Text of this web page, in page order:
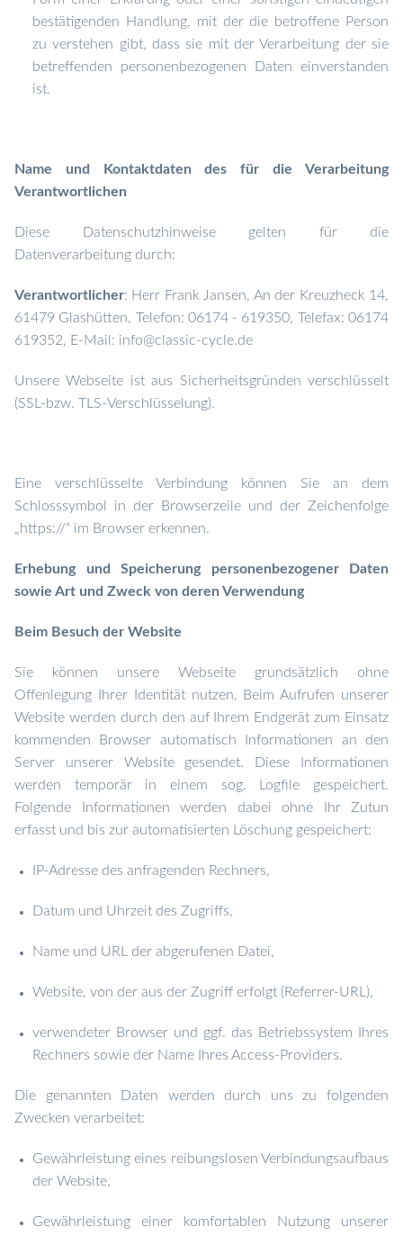
bestätigenden Handlung, mit der die betroffene Person
zu verstehen gibt, dass sie mit der Verarbeitung der sie
betreffenden personenbezogenen Daten einverstanden
ist.
Name und Kontaktdaten des für die Verarbeitung
Verantwortlichen
Diese Datenschutzhinweise gelten für die
Datenverarbeitung durch:
Verantwortlicher: Herr Frank Jansen, An der Kreuzheck 14,
61479 Glashütten, Telefon: 06174 - 619350, Telefax: 06174
619352, E-Mail: info@classic-cycle.de
Unsere Webseite ist aus Sicherheitsgründen verschlüsselt
(SSL-bzw. TLS-Verschlüsselung).
Eine verschlüsselte Verbindung können Sie
an dem
Schlosssymbol in der Browserzeile und der Zeichenfolge
„https://“ im Browser erkennen.
Erhebung und Speicherung personenbezogener Daten
sowie Art und Zweck von deren Verwendung
Beim Besuch der Website
Sie können unsere Webseite grundsätzlich ohne
Offenlegung Ihrer Identität nutzen. Beim Aufrufen unserer
Website werden durch den auf Ihrem Endgerät zum Einsatz
kommenden Browser automatisch Informationen an den
Server unserer Website gesendet. Diese Informationen
werden temporär in einem sog. Logfile gespeichert.
Folgende Informationen werden dabei ohne Ihr Zutun
erfasst und bis zur automatisierten Löschung gespeichert:
IP-Adresse des anfragenden Rechners,
Datum und Uhrzeit des Zugriffs,
Name und URL der abgerufenen Datei,
Website, von der aus der Zugriff erfolgt (Referrer-URL),
verwendeter Browser und ggf. das Betriebssystem Ihres
Rechners sowie der Name Ihres Access-Providers.
Die genannten Daten werden durch uns zu folgenden
Zwecken verarbeitet:
Gewährleistung eines reibungslosen Verbindungsaufbaus
der Website,
Gewährleistung einer komfortablen Nutzung unserer